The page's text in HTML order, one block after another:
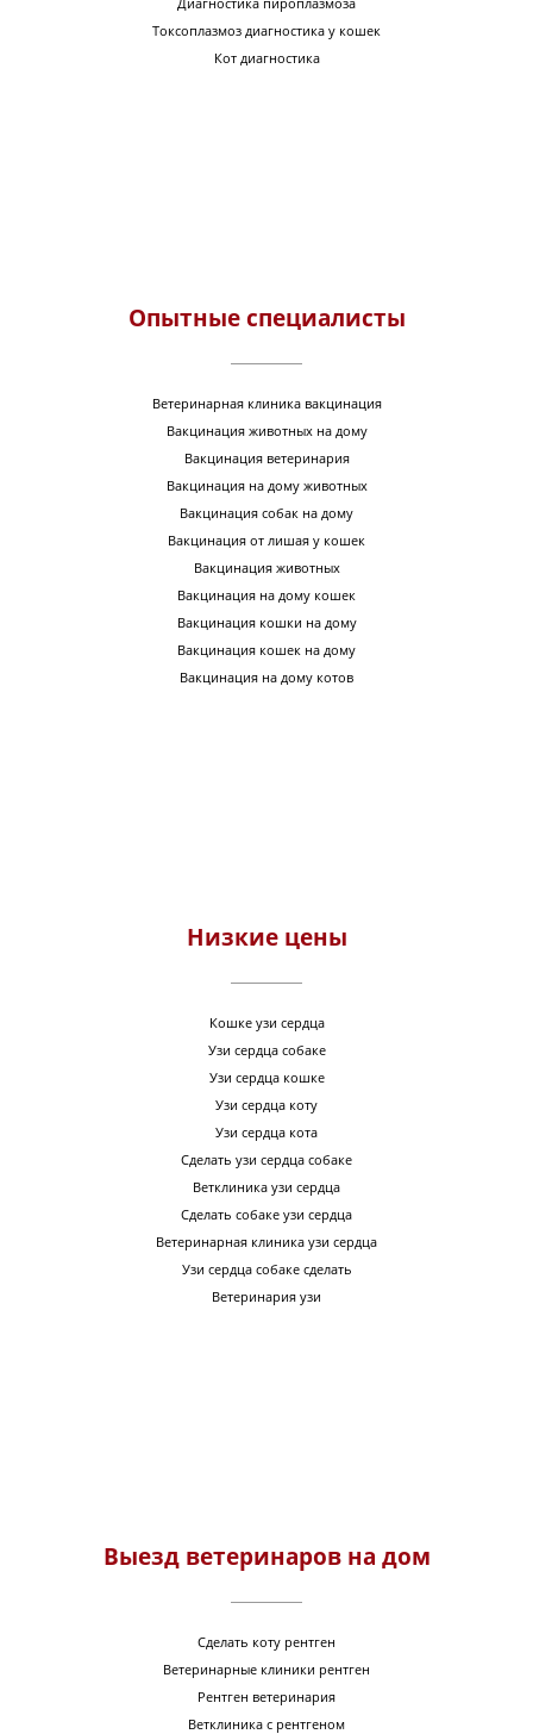
Токсоплазмоз диагностика у кошек
Кот диагностика
Опытные специалисты
Ветеринарная клиника вакцинация
Вакцинация животных на дому
Вакцинация ветеринария
Вакцинация на дому животных
Вакцинация собак на дому
Вакцинация от лишая у кошек
Вакцинация животных
Вакцинация на дому кошек
Вакцинация кошки на дому
Вакцинация кошек на дому
Вакцинация на дому котов
Низкие цены
Кошке узи сердца
Узи сердца собаке
Узи сердца кошке
Узи сердца коту
Узи сердца кота
Сделать узи сердца собаке
Ветклиника узи сердца
Сделать собаке узи сердца
Ветеринарная клиника узи сердца
Узи сердца собаке сделать
Ветеринария узи
Выезд ветеринаров на дом
Сделать коту рентген
Ветеринарные клиники рентген
Рентген ветеринария
Ветклиника с рентгеном